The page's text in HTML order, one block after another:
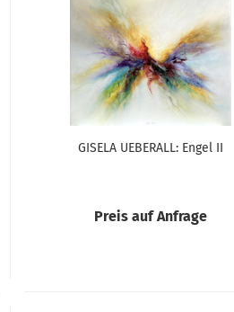
GISELA UEBERALL: Engel II
Preis auf Anfrage